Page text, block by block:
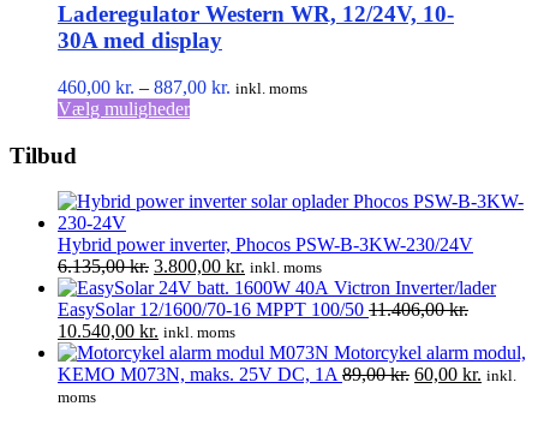
varianter.
Mulighederne
kan
vælges
på
varesiden
Laderegulator Western WR, 12/24V, 10-
30A med display
460,00 kr. – 887,00 kr. Prisinterval:
inkl. moms
Vælg mulighederDette
varianter.
Mulighederne
kan
vælges
på
varesiden
Tilbud
Hybrid power inverter, Phocos PSW-B-3KW-230/24V
6.135,00kr. Den
oprindelige
pris
var:
6.135,00 kr..
3.800,00 kr. Den
aktuelle
pris
3.800,00 kr..
inkl. moms
Victron Inverter/lader
EasySolar 12/1600/70-16 MPPT 100/50 11.406,00kr.
Den
oprindelige
pris
var:
10.540,00 kr. Den
aktuelle
pris
inkl. moms
Motorcykel alarm modul,
KEMO M073N, maks. 25V DC, 1A 89,00kr. Den
60,00 kr. Den
inkl.
moms